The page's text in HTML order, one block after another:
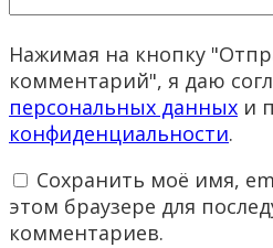
Нажимая на кнопку
комментарий", я даю
персональных данных и
конфиденциальности.
Сохранить моё имя,
этом браузере для
комментариев.